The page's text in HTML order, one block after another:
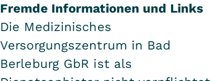
Fremde Informationen und Links
Die Medizinisches
Versorgungszentrum in Bad
Berleburg GbR ist als